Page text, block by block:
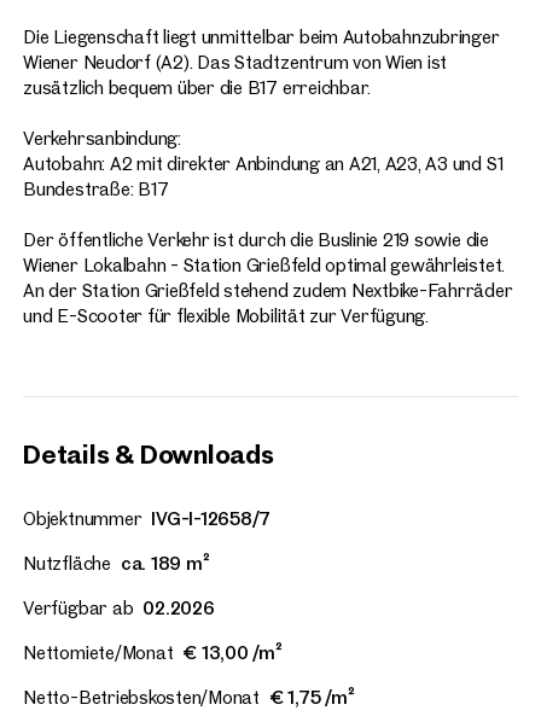
Die Liegenschaft liegt unmittelbar beim Autobahnzubringer
Wiener Neudorf (A2). Das Stadtzentrum von Wien ist
zusätzlich bequem über die B17 erreichbar.
Verkehrsanbindung:
Autobahn: A2 mit direkter Anbindung an A21, A23, A3 und S1
Bundestraße: B17
Der öffentliche Verkehr ist durch die Buslinie 219 sowie die
Wiener Lokalbahn - Station Grießfeld optimal gewährleistet.
An der Station Grießfeld stehend zudem Nextbike-Fahrräder
und E-Scooter für flexible Mobilität zur Verfügung.
Details & Downloads
Objektnummer IVG-I-12658/7
Nutzfläche ca. 189 m²
Verfügbar ab 02.2026
Nettomiete/Monat € 13,00 /m²
Netto-Betriebskosten/Monat € 1,75 /m²